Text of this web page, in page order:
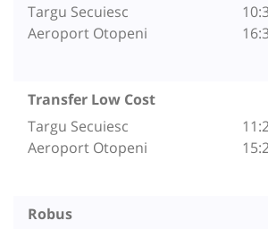
Targu Secuiesc
Aeroport Otopeni
Transfer Low Cost
Targu Secuiesc
Aeroport Otopeni
Robus